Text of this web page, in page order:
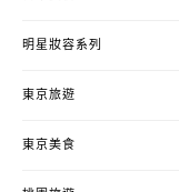
明星妝容系列
東京旅遊
東京美食